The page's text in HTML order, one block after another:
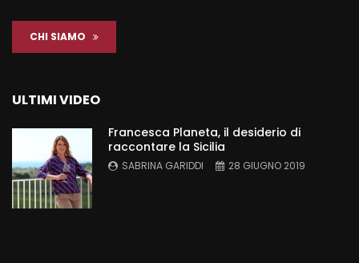
CHI SIAMO
ULTIMI VIDEO
Francesca Planeta, il desiderio di
raccontare la Sicilia
SABRINA GARIDDI 28 GIUGNO 2019